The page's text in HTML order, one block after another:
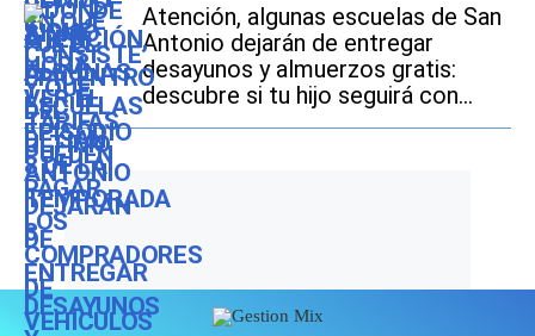
Atención, algunas escuelas de San
Antonio dejarán de entregar
desayunos y almuerzos gratis:
descubre si tu hijo seguirá con
este beneficio durante el ciclo